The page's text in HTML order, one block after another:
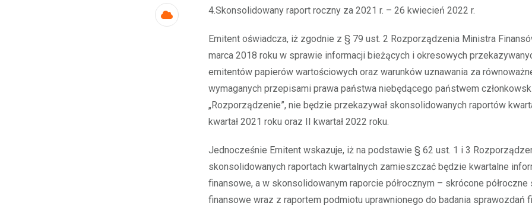
Cloud
4.Skonsolidowany raport roczny za 2021 r. – 26 kwiecień 2022 r.
Emitent oświadcza, iż zgodnie z § 79 ust. 2 Rozporządzenia Ministra
marca 2018 roku w sprawie informacji bieżących i okresowych
emitentów papierów wartościowych oraz warunków uznawania za
wymaganych przepisami prawa państwa niebędącego państwem
„Rozporządzenie”, nie będzie przekazywał skonsolidowanych raportów
kwartał 2021 roku oraz II kwartał 2022 roku.
Jednocześnie Emitent wskazuje, iż na podstawie § 62 ust. 1 i 3
skonsolidowanych raportach kwartalnych zamieszczać będzie kwartalne
finansowe, a w skonsolidowanym raporcie półrocznym – skrócone
finansowe wraz z raportem podmiotu uprawnionego do badania sprawozdań